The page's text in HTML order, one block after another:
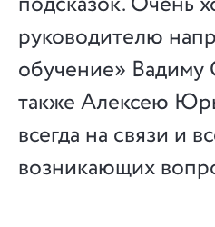
руководителю
обучение» Вадиму
также Алексею
всегда на связи и
возникающих